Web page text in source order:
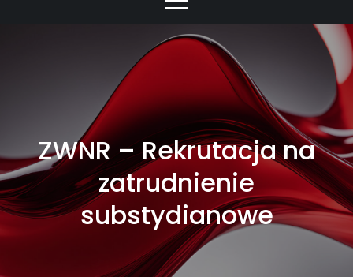
ZWNR – Rekrutacja na
zatrudnienie
substydianowe